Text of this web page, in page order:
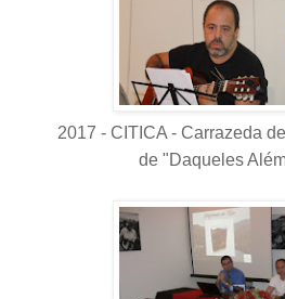
2017 - CITICA - Carrazeda
de "Daqueles